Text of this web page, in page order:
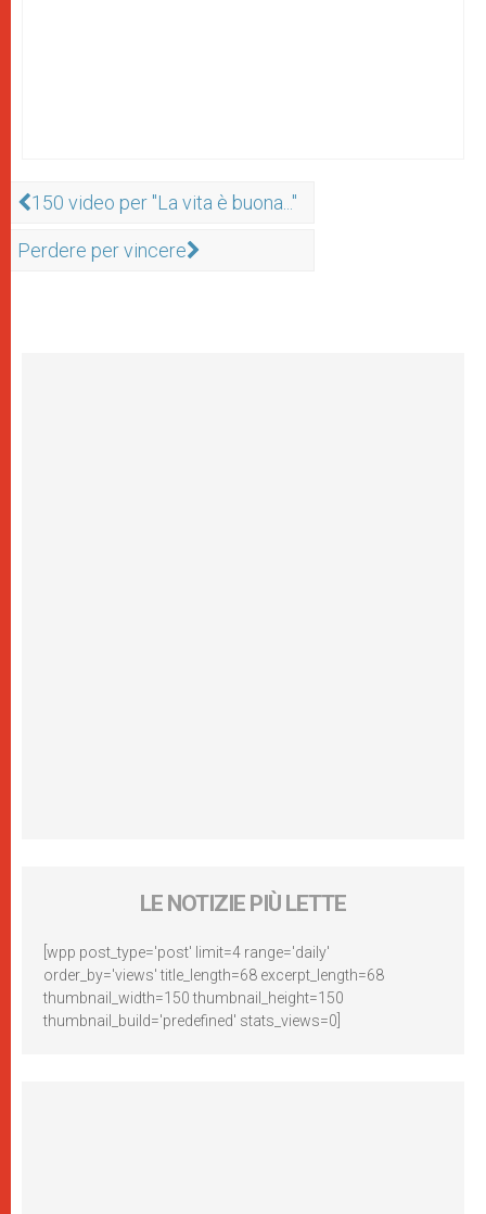
150 video per "La vita è buona..."
Perdere per vincere
LE NOTIZIE PIÙ LETTE
[wpp post_type='post' limit=4 range='daily'
order_by='views' title_length=68 excerpt_length=68
thumbnail_width=150 thumbnail_height=150
thumbnail_build='predefined' stats_views=0]